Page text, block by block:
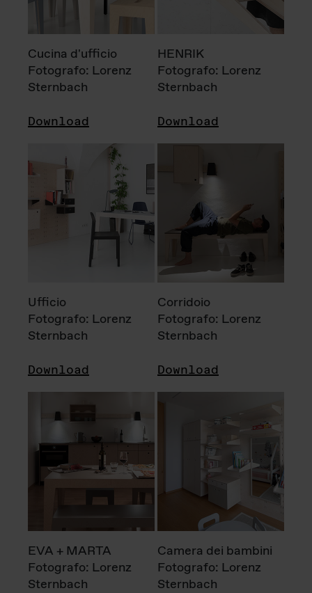
Cucina d'ufficio
Fotografo: Lorenz
Sternbach
Download
HENRIK
Fotografo: Lorenz
Sternbach
Download
Ufficio
Fotografo: Lorenz
Sternbach
Download
Corridoio
Fotografo: Lorenz
Sternbach
Download
EVA + MARTA
Fotografo: Lorenz
Sternbach
Camera dei bambini
Fotografo: Lorenz
Sternbach